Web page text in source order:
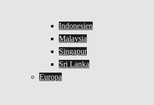
Indonesien
Malaysia
Singapur
Sri Lanka
Europa